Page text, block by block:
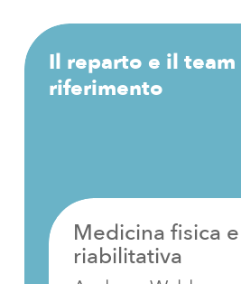
Il reparto e il team
riferimento
Medicina fisica e
riabilitativa